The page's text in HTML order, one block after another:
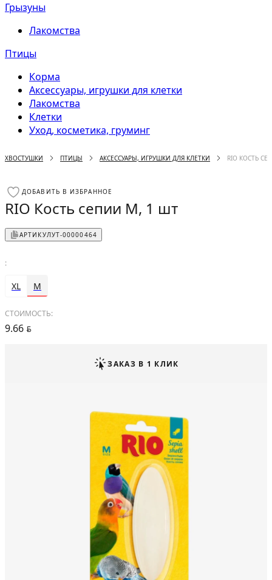
Грызуны
Лакомства
Птицы
Корма
Аксессуары, игрушки для клетки
Лакомства
Клетки
Уход, косметика, груминг
ХВОСТУШКИ ПТИЦЫ АКСЕССУАРЫ, ИГРУШКИ ДЛЯ КЛЕТКИ RIO КОСТЬ
ДОБАВИТЬ В ИЗБРАННОЕ
RIO Кость сепии М, 1 шт
АРТИКУЛУТ-00000464
:
XL M
СТОИМОСТЬ:
9.66 BYN
ЗАКАЗ В 1 КЛИК